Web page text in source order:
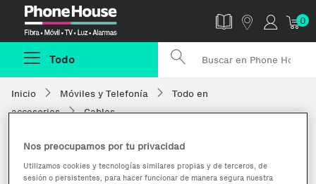
0
Todo
Inicio Móviles y Telefonía
Todo en
accesorios
Cables
Nos preocupamos por tu privacidad
Utilizamos cookies y tecnologías similares propias y de terceros, de
sesión o persistentes, para hacer funcionar de manera segura nuestra